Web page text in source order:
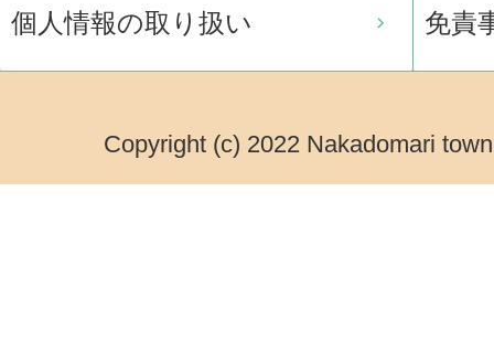
個人情報の取り扱い 免責
Copyright (c) 2022 Nakadomari